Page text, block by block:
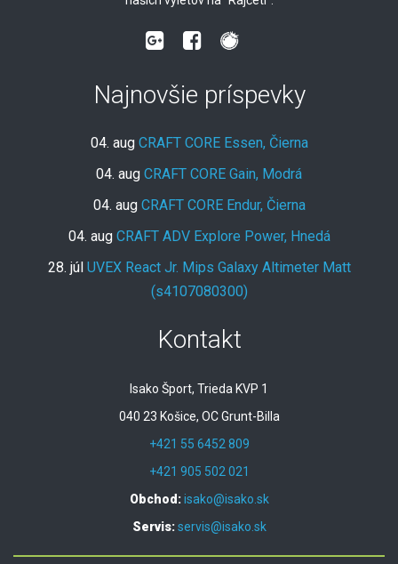
Najnovšie príspevky
04. aug CRAFT CORE Essen, Čierna
04. aug CRAFT CORE Gain, Modrá
04. aug CRAFT CORE Endur, Čierna
04. aug CRAFT ADV Explore Power, Hnedá
28. júl UVEX React Jr. Mips Galaxy Altimeter Matt
(s4107080300)
Kontakt
Isako Šport, Trieda KVP 1
040 23 Košice, OC Grunt-Billa
+421 55 6452 809
+421 905 502 021
Obchod:isako@isako.sk
Servis:servis@isako.sk